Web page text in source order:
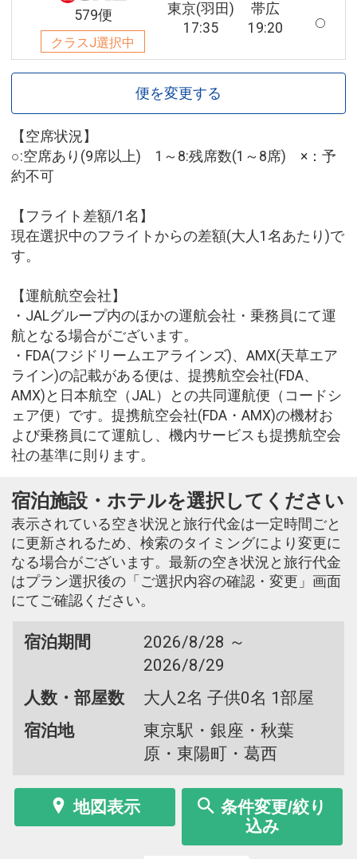
579便
クラスJ選択中
東京(羽田)
17:35
帯広
19:20
便を変更する
【空席状況】
○:空席あり(9席以上) 1～8:残席数(1～8席) ×：予
約不可
【フライト差額/1名】
現在選択中のフライトからの差額(大人1名あたり)で
す。
【運航航空会社】
・JALグループ内のほかの運航会社・乗務員にて運
航となる場合がございます。
・FDA(フジドリームエアラインズ)、AMX(天草エア
ライン)の記載がある便は、提携航空会社(FDA、
AMX)と日本航空（JAL）との共同運航便（コードシ
ェア便）です。提携航空会社(FDA・AMX)の機材お
よび乗務員にて運航し、機内サービスも提携航空会
社の基準に則ります。
宿泊施設・ホテルを選択してください
表示されている空き状況と旅行代金は一定時間ごと
に更新されるため、検索のタイミングにより変更に
なる場合がございます。最新の空き状況と旅行代金
はプラン選択後の「ご選択内容の確認・変更」画面
にてご確認ください。
宿泊期間
2026/8/28 ～
2026/8/29
人数・部屋数
大人2名 子供0名 1部屋
宿泊地
東京駅・銀座・秋葉
原・東陽町・葛西
地図表示
条件変更/絞り
込み